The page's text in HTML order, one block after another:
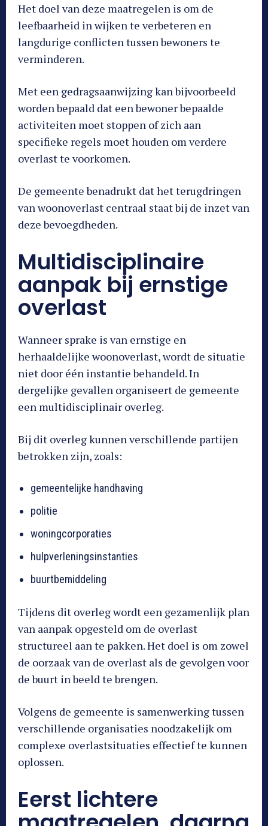
Het doel van deze maatregelen is om de
leefbaarheid in wijken te verbeteren en
langdurige conflicten tussen bewoners te
verminderen.
Met een gedragsaanwijzing kan bijvoorbeeld
worden bepaald dat een bewoner bepaalde
activiteiten moet stoppen of zich aan
specifieke regels moet houden om verdere
overlast te voorkomen.
De gemeente benadrukt dat het terugdringen
van woonoverlast centraal staat bij de inzet van
deze bevoegdheden.
Multidisciplinaire
aanpak bij ernstige
overlast
Wanneer sprake is van ernstige en
herhaaldelijke woonoverlast, wordt de situatie
niet door één instantie behandeld. In
dergelijke gevallen organiseert de gemeente
een multidisciplinair overleg.
Bij dit overleg kunnen verschillende partijen
betrokken zijn, zoals:
gemeentelijke handhaving
politie
woningcorporaties
hulpverleningsinstanties
buurtbemiddeling
Tijdens dit overleg wordt een gezamenlijk plan
van aanpak opgesteld om de overlast
structureel aan te pakken. Het doel is om zowel
de oorzaak van de overlast als de gevolgen voor
de buurt in beeld te brengen.
Volgens de gemeente is samenwerking tussen
verschillende organisaties noodzakelijk om
complexe overlastsituaties effectief te kunnen
oplossen.
Eerst lichtere